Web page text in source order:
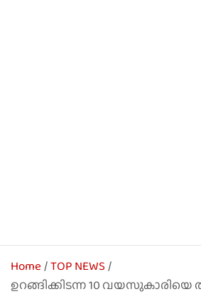
Home TOP NEWS
ഉറങ്ങിക്കിടന്ന 10 വയസുകാരിയെ